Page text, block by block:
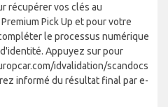
récupérer vos clés au
Pick Up et pour votre
le processus numérique
Appuyez sur pour
idvalidation/scandocs
informé du résultat final par e-